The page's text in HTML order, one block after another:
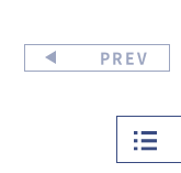
PREV